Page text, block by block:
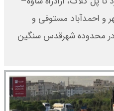
و احمدآباد مستوفی و
محدوده شهرقدس سنگین